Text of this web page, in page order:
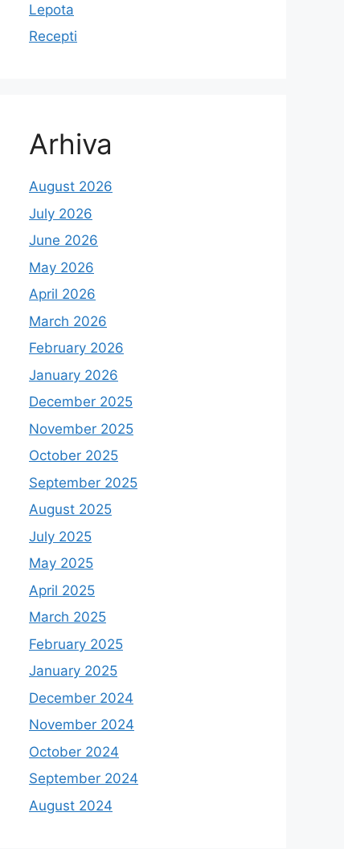
Lepota
Recepti
Arhiva
August 2026
July 2026
June 2026
May 2026
April 2026
March 2026
February 2026
January 2026
December 2025
November 2025
October 2025
September 2025
August 2025
July 2025
May 2025
April 2025
March 2025
February 2025
January 2025
December 2024
November 2024
October 2024
September 2024
August 2024